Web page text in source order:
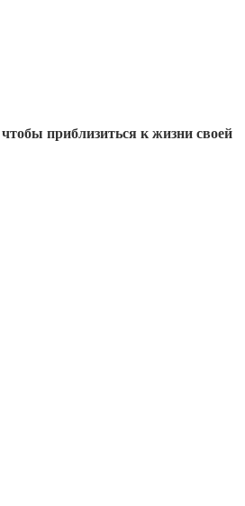
приблизиться к жизни своей